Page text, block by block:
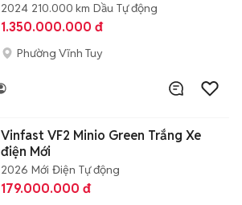
2024 210.000 km Dầu Tự động
1.350.000.000 đ
Phường Vĩnh Tuy
Vinfast VF2 Minio Green Trắng Xe
điện Mới
2026 Mới Điện Tự động
179.000.000 đ